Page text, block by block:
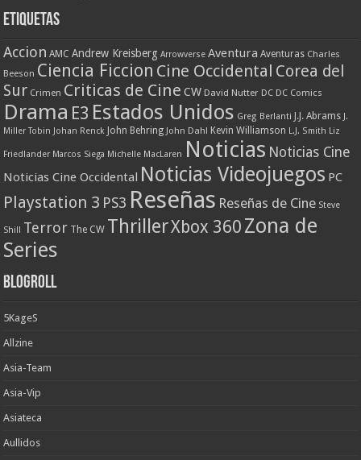
Etiquetas
Accion AMC Andrew Kreisberg Arrowverse Aventura Aventuras Charles
Beeson Ciencia Ficcion Cine Occidental Corea del
Sur Crimen Criticas de Cine CW David Nutter DC DC Comics
Drama E3 Estados Unidos Greg Berlanti J.J. Abrams J.
Miller Tobin Johan Renck John Behring John Dahl Kevin Williamson L.J. Smith Liz
Friedlander Marcos Siega Michelle MacLaren Noticias Noticias Cine
Noticias Cine Occidental Noticias Videojuegos PC
Playstation 3 PS3 Reseñas Reseñas de Cine Steve
Shill Terror The CW ThrillerXbox 360 Zona de
Series
Blogroll
5KageS
Allzine
Asia-Team
Asia-Vip
Asiateca
Aullidos